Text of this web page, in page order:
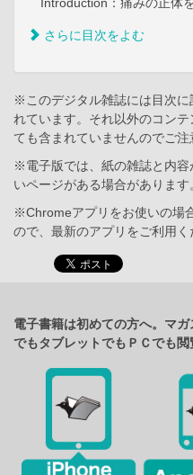
さらに目次をよむ
※このデジタル雑誌には目次に
れています。それ以外のコン
ても含まれていませんのでご注
※電子版では、紙の雑誌と内
いページがある場合があります
※Chromeアプリをお使いの場
ので、最新のアプリをご利用く
電子書籍は初めての方へ。マ
でもタブレットでもＰＣでも閲